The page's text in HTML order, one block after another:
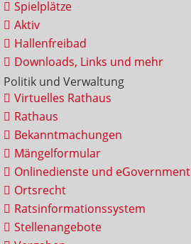
Spielplätze
Aktiv
Hallenfreibad
Downloads, Links und mehr
Politik und Verwaltung
Virtuelles Rathaus
Rathaus
Bekanntmachungen
Mängelformular
Onlinedienste und eGovernment
Ortsrecht
Ratsinformationssystem
Stellenangebote